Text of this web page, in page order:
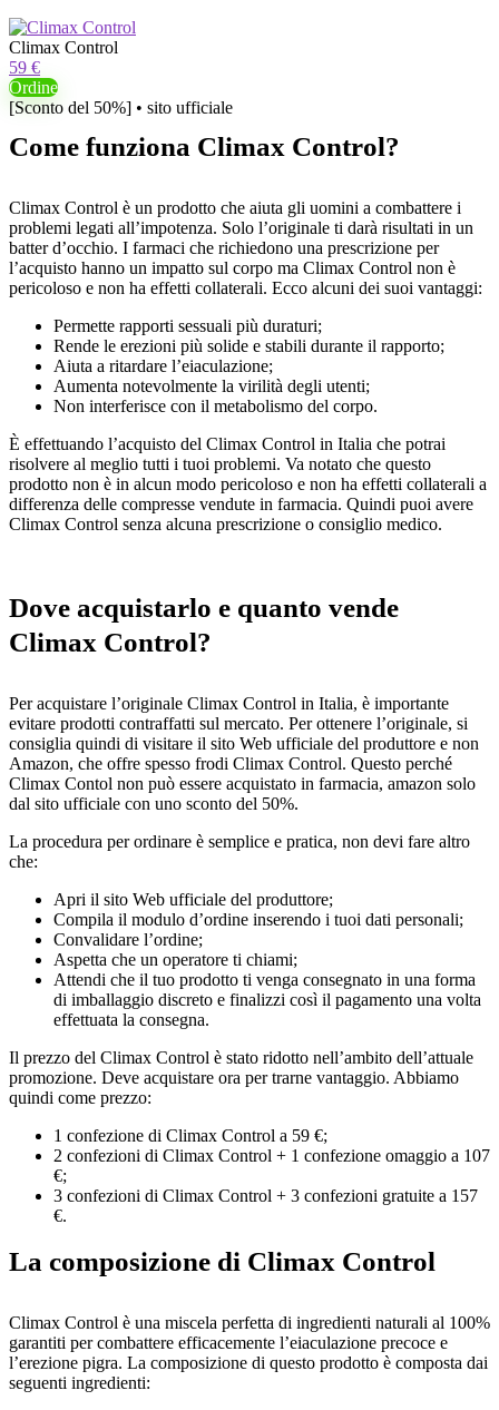
Climax Control
59 €
Ordine
[Sconto del 50%] • sito ufficiale
Come funziona Climax Control?
Climax Control è un prodotto che aiuta gli uomini a combattere i
problemi legati all’impotenza. Solo l’originale ti darà risultati in un
batter d’occhio. I farmaci che richiedono una prescrizione per
l’acquisto hanno un impatto sul corpo ma Climax Control non è
pericoloso e non ha effetti collaterali. Ecco alcuni dei suoi vantaggi:
Permette rapporti sessuali più duraturi;
Rende le erezioni più solide e stabili durante il rapporto;
Aiuta a ritardare l’eiaculazione;
Aumenta notevolmente la virilità degli utenti;
Non interferisce con il metabolismo del corpo.
È effettuando l’acquisto del Climax Control in Italia che potrai
risolvere al meglio tutti i tuoi problemi. Va notato che questo
prodotto non è in alcun modo pericoloso e non ha effetti collaterali a
differenza delle compresse vendute in farmacia. Quindi puoi avere
Climax Control senza alcuna prescrizione o consiglio medico.
Dove acquistarlo e quanto vende
Climax Control?
Per acquistare l’originale Climax Control in Italia, è importante
evitare prodotti contraffatti sul mercato. Per ottenere l’originale, si
consiglia quindi di visitare il sito Web ufficiale del produttore e non
Amazon, che offre spesso frodi Climax Control. Questo perché
Climax Contol non può essere acquistato in farmacia, amazon solo
dal sito ufficiale con uno sconto del 50%.
La procedura per ordinare è semplice e pratica, non devi fare altro
che:
Apri il sito Web ufficiale del produttore;
Compila il modulo d’ordine inserendo i tuoi dati personali;
Convalidare l’ordine;
Aspetta che un operatore ti chiami;
Attendi che il tuo prodotto ti venga consegnato in una forma
di imballaggio discreto e finalizzi così il pagamento una volta
effettuata la consegna.
Il prezzo del Climax Control è stato ridotto nell’ambito dell’attuale
promozione. Deve acquistare ora per trarne vantaggio. Abbiamo
quindi come prezzo:
1 confezione di Climax Control a 59 €;
2 confezioni di Climax Control + 1 confezione omaggio a 107
€;
3 confezioni di Climax Control + 3 confezioni gratuite a 157
€.
La composizione di Climax Control
Climax Control è una miscela perfetta di ingredienti naturali al 100%
garantiti per combattere efficacemente l’eiaculazione precoce e
l’erezione pigra. La composizione di questo prodotto è composta dai
seguenti ingredienti: